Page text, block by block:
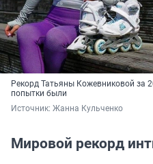
Рекорд Татьяны Кожевниковой за
попытки были
Источник: Жанна Кульченко
Мировой рекорд